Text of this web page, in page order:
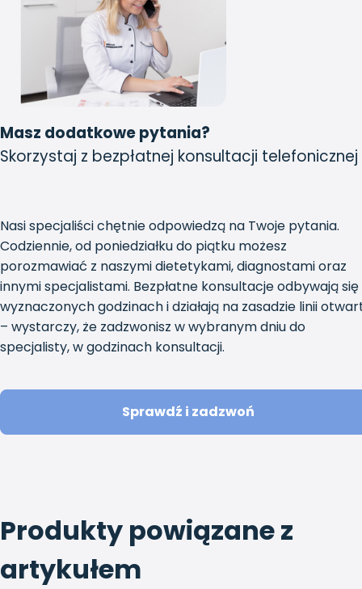
Masz dodatkowe pytania?
Skorzystaj z bezpłatnej konsultacji telefonicznej
Nasi specjaliści chętnie odpowiedzą na Twoje pytania.
Codziennie, od poniedziałku do piątku możesz
porozmawiać z naszymi dietetykami, diagnostami oraz
innymi specjalistami. Bezpłatne konsultacje odbywają się
wyznaczonych godzinach i działają na zasadzie linii
– wystarczy, że zadzwonisz w wybranym dniu do
specjalisty, w godzinach konsultacji.
Sprawdź i zadzwoń
Produkty powiązane z
artykułem